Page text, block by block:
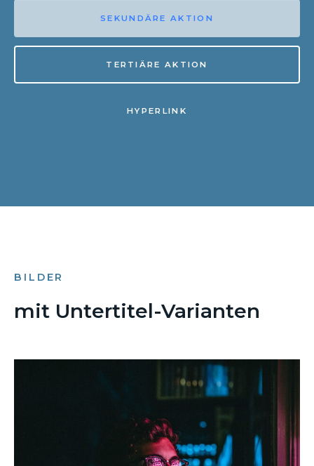
SEKUNDÄRE AKTION
TERTIÄRE AKTION
HYPERLINK
BILDER
mit Untertitel-Varianten